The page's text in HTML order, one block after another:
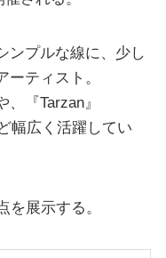
ンプルな線に、少し
ティスト。
『Tarzan』
幅広く活躍してい
展示する。